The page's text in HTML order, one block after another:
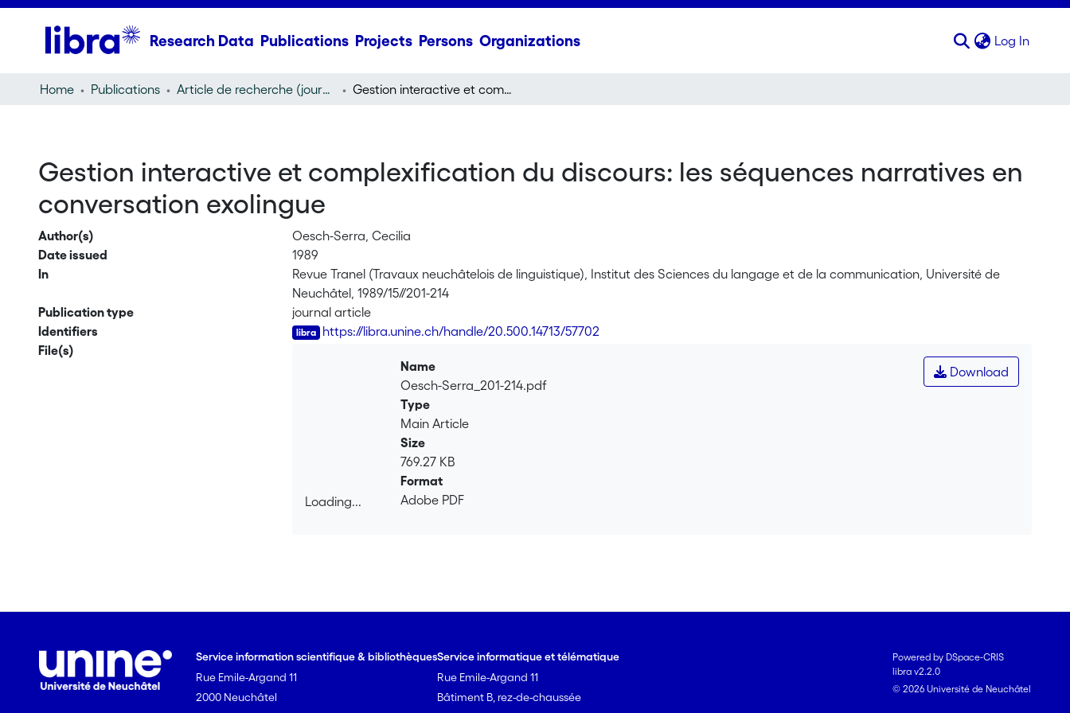
Research Data Publications Projects Persons Organizations Log In
Home Publications Article de recherche (journal article) Gestion interactive et complexification du discours: les séquences narratives en conversation exolingue
Gestion interactive et complexification du discours: les séquences narratives en
conversation exolingue
Author(s)
Oesch-Serra, Cecilia
Date issued
1989
In
Revue Tranel (Travaux neuchâtelois de linguistique), Institut des Sciences du langage et de la communication, Université de
Neuchâtel, 1989/15//201-214
Publication type
journal article
Identifiers
https://libra.unine.ch/handle/20.500.14713/57702
File(s)
Loading...
Download
Name
Oesch-Serra_201-214.pdf
Type
Main Article
Size
769.27 KB
Format
Adobe PDF
Service information scientifique & bibliothèques
Rue Emile-Argand 11
2000 Neuchâtel
Service informatique et télématique
Rue Emile-Argand 11
Bâtiment B, rez-de-chaussée
Powered by DSpace-CRIS
libra v2.2.0
© 2026 Université de Neuchâtel